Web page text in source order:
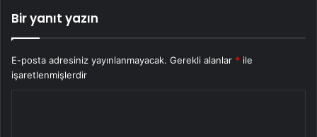
Bir yanıt yazın
E-posta adresiniz yayınlanmayacak. Gerekli alanlar * ile
işaretlenmişlerdir